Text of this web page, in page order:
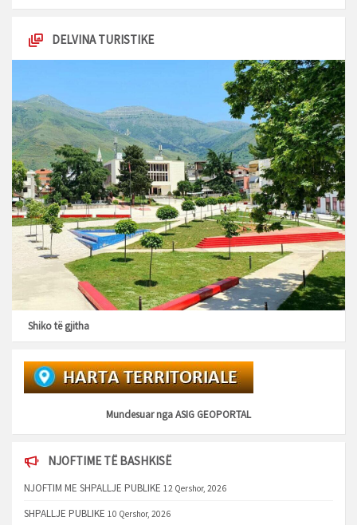
DELVINA TURISTIKE
Shiko të gjitha
Mundesuar ngaASIG GEOPORTAL
NJOFTIME TË BASHKISË
NJOFTIM ME SHPALLJE PUBLIKE 12 Qershor, 2026
SHPALLJE PUBLIKE 10 Qershor, 2026